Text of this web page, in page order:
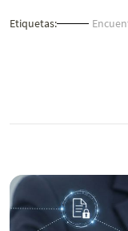
Etiquetas: